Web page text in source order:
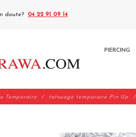
doute? 04 22 91 09 14
PIERCING
Temporaire tatouage temporaire Pin Up